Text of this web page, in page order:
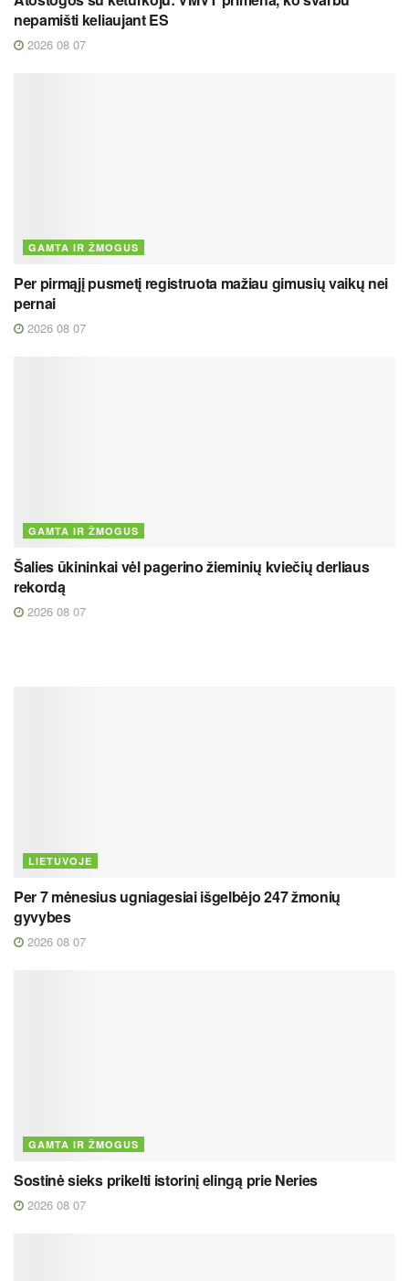
nepamišti keliaujant ES
2026 08 07
GAMTA IR ŽMOGUS
Per pirmąjį pusmetį registruota mažiau gimusių vaikų nei
pernai
2026 08 07
GAMTA IR ŽMOGUS
Šalies ūkininkai vėl pagerino žieminių kviečių derliaus
rekordą
2026 08 07
LIETUVOJE
Per 7 mėnesius ugniagesiai išgelbėjo 247 žmonių
gyvybes
2026 08 07
GAMTA IR ŽMOGUS
Sostinė sieks prikelti istorinį elingą prie Neries
2026 08 07